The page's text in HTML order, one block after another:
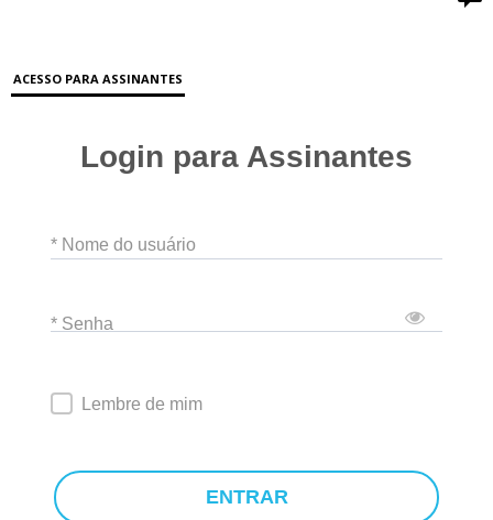
ACESSO PARA ASSINANTES
Login para Assinantes
* Nome do usuário
* Senha
Lembre de mim
ENTRAR